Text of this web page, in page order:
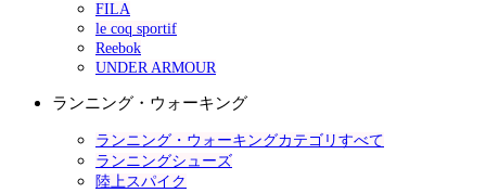
FILA
le coq sportif
Reebok
UNDER ARMOUR
ランニング・ウォーキング
ランニング・ウォーキングカテゴリすべて
ランニングシューズ
陸上スパイク